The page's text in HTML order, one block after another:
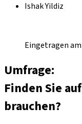
Ishak Yildiz
Eingetragen am
Umfrage:
Finden Sie
brauchen?